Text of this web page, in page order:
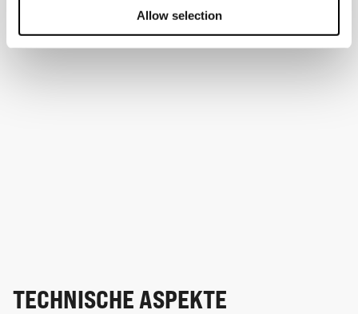
Allow selection
TECHNISCHE ASPEKTE